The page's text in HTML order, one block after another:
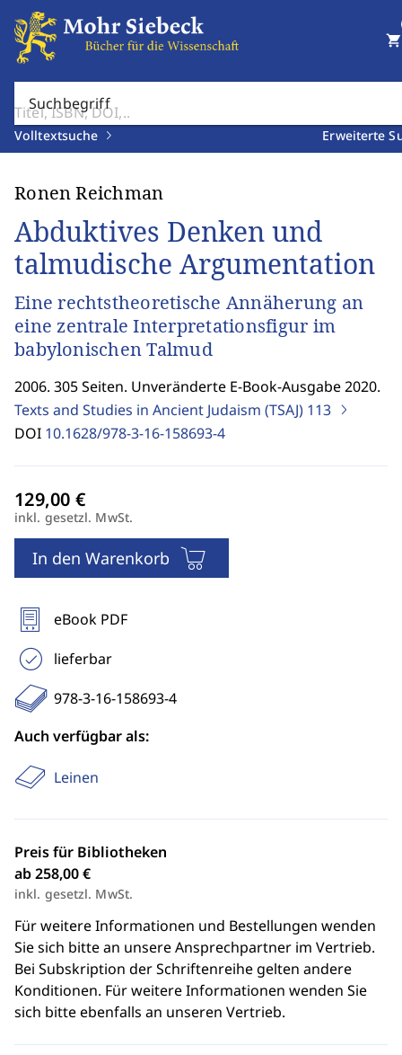
Suchbegriff
Volltextsuche Erweiterte
shopping_cart
Ronen Reichman
Abduktives Denken und
talmudische Argumentation
Eine rechtstheoretische Annäherung an
eine zentrale Interpretationsfigur im
babylonischen Talmud
2006. 305 Seiten. Unveränderte E-Book-Ausgabe 2020.
Texts and Studies in Ancient Judaism (TSAJ) 113
DOI 10.1628/978-3-16-158693-4
inkl. gesetzl. MwSt.
In den Warenkorb
eBook PDF
lieferbar
978-3-16-158693-4
Auch verfügbar als:
Leinen
Preis für Bibliotheken
ab 258,00 €
inkl. gesetzl. MwSt.
Für weitere Informationen und Bestellungen wenden
Sie sich bitte an unsere Ansprechpartner im Vertrieb.
Bei Subskription der Schriftenreihe gelten andere
Konditionen. Für weitere Informationen wenden Sie
sich bitte ebenfalls an unseren Vertrieb.